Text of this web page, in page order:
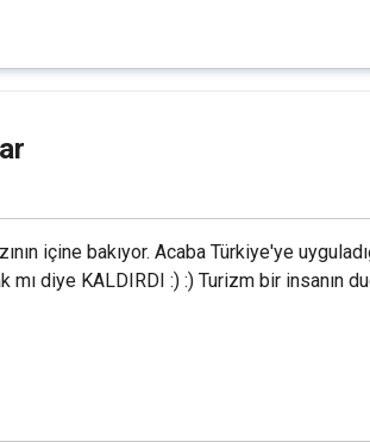
içine bakıyor. Acaba Türkiye'ye
:) :) Turizm bir insanın dudağı arasında